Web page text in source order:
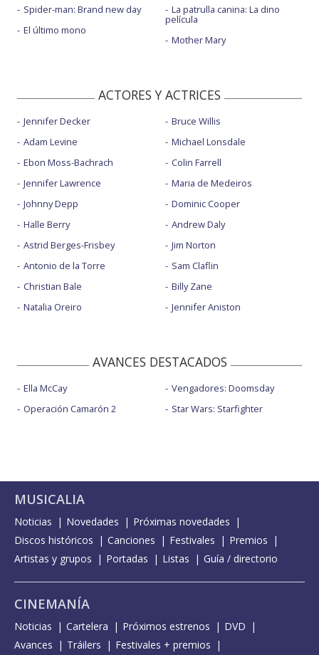
Spider-man: Brand new day
El último mono
La patrulla canina: La dino
película
Mother Mary
ACTORES Y ACTRICES
Jennifer Decker
Adam Levine
Ebon Moss-Bachrach
Jennifer Lawrence
Johnny Depp
Halle Berry
Astrid Berges-Frisbey
Antonio de la Torre
Christian Bale
Natalia Oreiro
Bruce Willis
Michael Lonsdale
Colin Farrell
Maria de Medeiros
Dominic Cooper
Andrew Daly
Jim Norton
Sam Claflin
Billy Zane
Jennifer Aniston
AVANCES DESTACADOS
Ella McCay
Operación Camarón 2
Vengadores: Doomsday
Star Wars: Starfighter
MUSICALIA
Noticias Novedades
Próximas novedades
Discos históricos
Canciones Festivales
Premios
Artistas y grupos
Portadas Listas Guía / directorio
CINEMANÍA
Noticias Cartelera Próximos estrenos
DVD
Avances
Tráilers
Festivales + premios